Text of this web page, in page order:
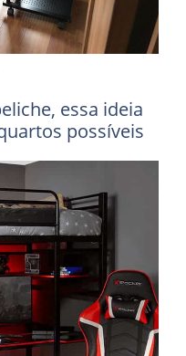
essa ideia
possíveis